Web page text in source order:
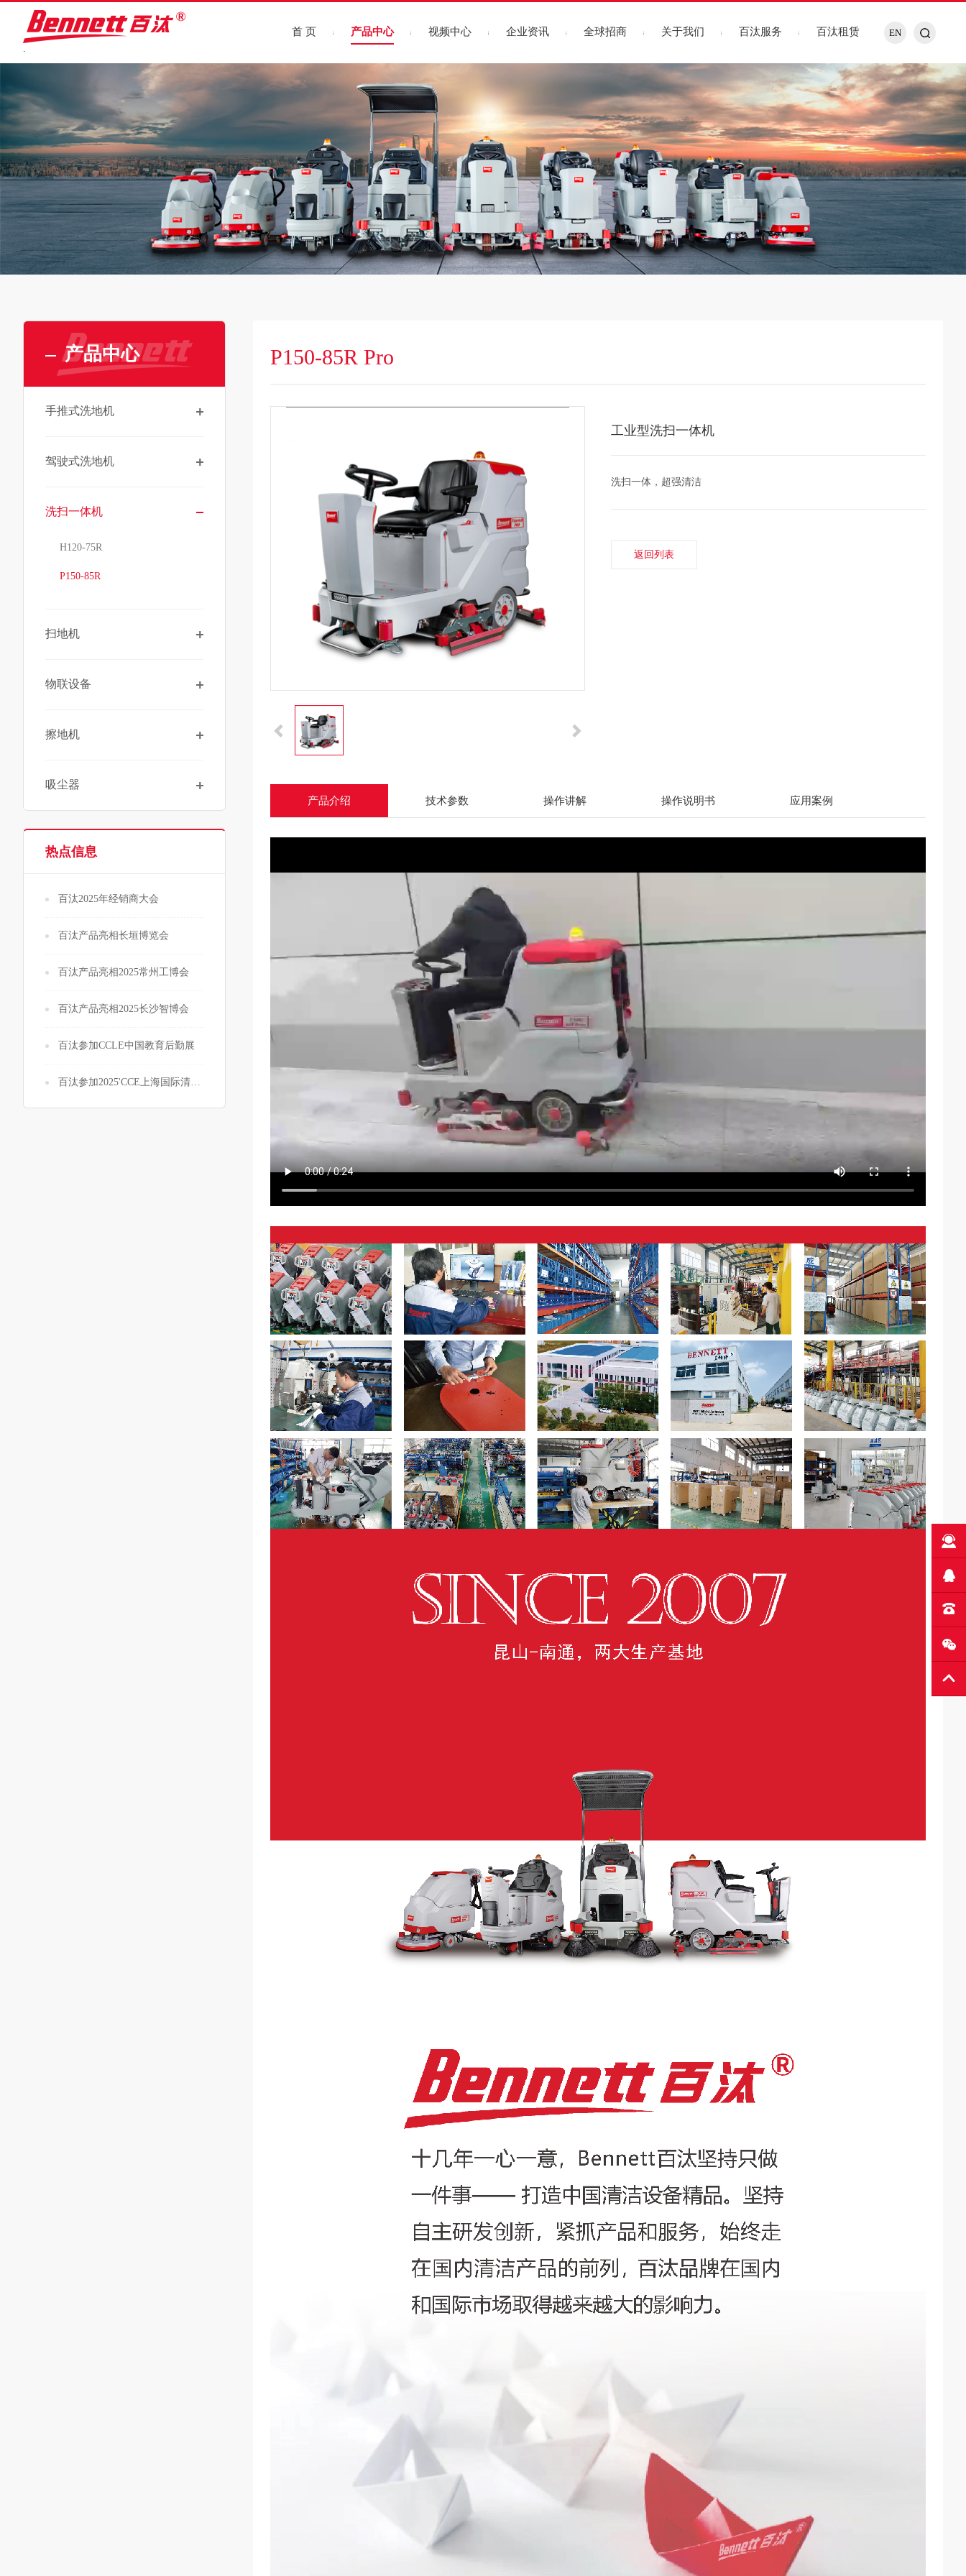
.
EN
首 页 产品中心 视频中心 企业资讯 全球招商 关于我们 百汰服务 百汰租赁
产品中心
手推式洗地机
驾驶式洗地机
洗扫一体机
H120-75R
P150-85R
扫地机
物联设备
擦地机
吸尘器
热点信息
百汰2025年经销商大会
百汰产品亮相长垣博览会
百汰产品亮相2025常州工博会
百汰产品亮相2025长沙智博会
百汰参加CCLE中国教育后勤展
百汰参加2025'CCE上海国际清洁展
P150-85R Pro
工业型洗扫一体机
洗扫一体，超强清洁
返回列表
产品介绍 技术参数 操作讲解 操作说明书 应用案例